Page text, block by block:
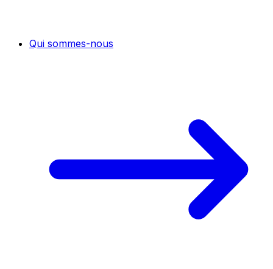
Qui sommes-nous